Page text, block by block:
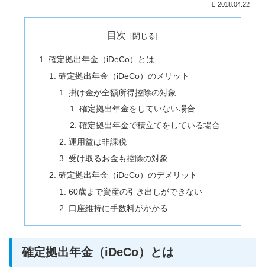
2018.04.22
目次
確定拠出年金（iDeCo）とは
確定拠出年金（iDeCo）のメリット
掛け金が全額所得控除の対象
確定拠出年金をしていない場合
確定拠出年金で積立てをしている場合
運用益は非課税
受け取るお金も控除の対象
確定拠出年金（iDeCo）のデメリット
60歳まで資産の引き出しができない
口座維持に手数料がかかる
確定拠出年金（iDeCo）とは